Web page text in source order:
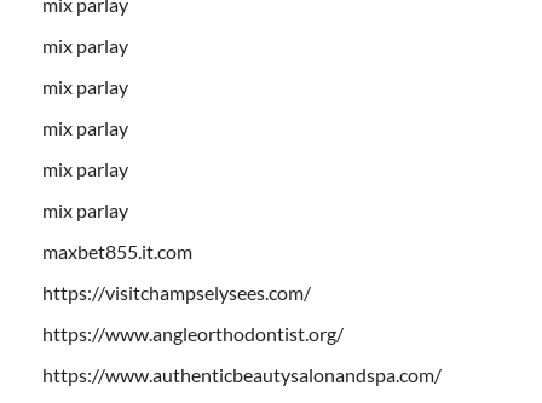
mix parlay
mix parlay
mix parlay
mix parlay
mix parlay
mix parlay
maxbet855.it.com
https://visitchampselysees.com/
https://www.angleorthodontist.org/
https://www.authenticbeautysalonandspa.com/